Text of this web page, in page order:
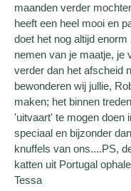
maanden verder
heeft een heel mooi en
doet het nog altijd
nemen van je maatje, je
verder dan het afscheid
bewonderen wij jullie,
maken; het binnen
'uitvaart' te mogen doen
speciaal en bijzonder
knuffels van ons....PS,
katten uit Portugal
Tessa